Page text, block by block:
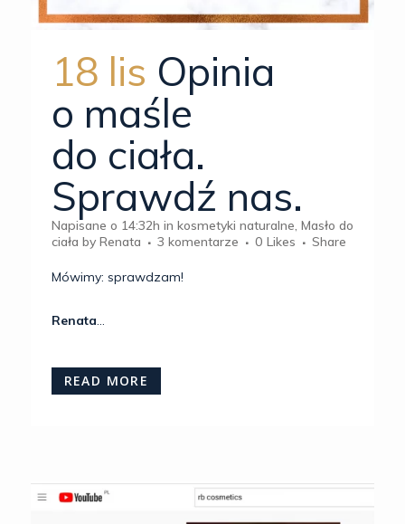
18 lis Opinia
o maśle
do ciała.
Sprawdź nas.
Napisane o 14:32h in kosmetyki naturalne, Masło do
ciała by Renata 3 komentarze 0 Likes Share
Mówimy: sprawdzam!
Renata...
READ MORE